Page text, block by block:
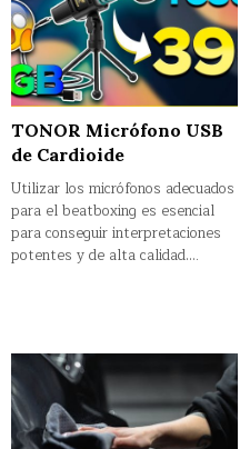
TONOR Micrófono USB
de Cardioide
Utilizar los micrófonos adecuados
para el beatboxing es esencial
para conseguir interpretaciones
potentes y de alta calidad….